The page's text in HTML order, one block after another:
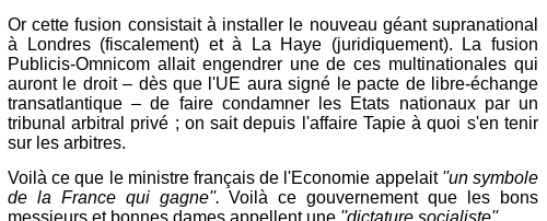
Or cette fusion consistait à installer le nouveau géant supranational
à Londres (fiscalement) et à La Haye (juridiquement). La fusion
Publicis-Omnicom allait engendrer une de ces multinationales qui
auront le droit – dès que l'UE aura signé le pacte de libre-échange
transatlantique – de faire condamner les Etats nationaux par un
tribunal arbitral privé ; on sait depuis l'affaire Tapie à quoi s'en tenir
sur les arbitres.
Voilà ce que le ministre français de l'Economie appelait ''un symbole
de la France qui gagne''.Voilà ce gouvernement que les bons
messieurs et bonnes dames appellent une ''dictature socialiste''.